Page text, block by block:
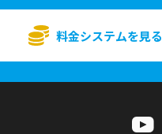
料金システムを見る